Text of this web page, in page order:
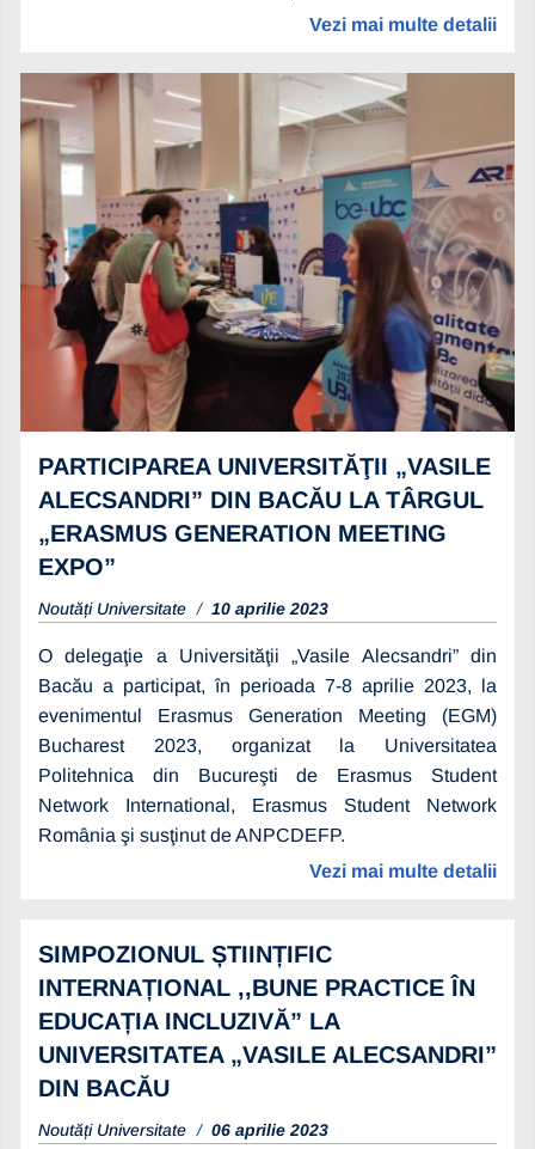
Vezi mai multe detalii
PARTICIPAREA UNIVERSITĂŢII „VASILE
ALECSANDRI” DIN BACĂU LA TÂRGUL
„ERASMUS GENERATION MEETING
EXPO”
Noutăți Universitate 10 aprilie 2023
O delegaţie a Universităţii „Vasile Alecsandri” din
Bacău a participat, în perioada 7-8 aprilie 2023, la
evenimentul Erasmus Generation Meeting (EGM)
Bucharest 2023, organizat la Universitatea
Politehnica din Bucureşti de Erasmus Student
Network International, Erasmus Student Network
România şi susţinut de ANPCDEFP.
Vezi mai multe detalii
SIMPOZIONUL ȘTIINȚIFIC
INTERNAȚIONAL ,,BUNE PRACTICE ÎN
EDUCAȚIA INCLUZIVĂ” LA
UNIVERSITATEA „VASILE ALECSANDRI”
DIN BACĂU
Noutăți Universitate 06 aprilie 2023